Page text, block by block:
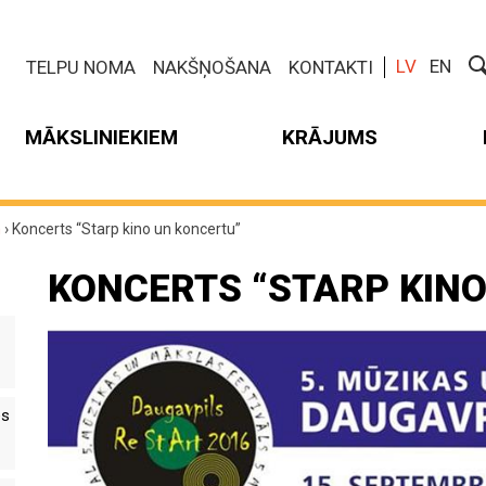
TELPU NOMA NAKŠŅOŠANA KONTAKTI LV EN
MĀKSLINIEKIEM KRĀJUMS
›Koncerts “Starp kino un koncertu”
KONCERTS “STARP